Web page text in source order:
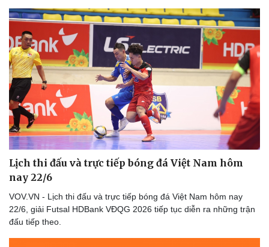
Thể thao
Bóng đá
Lịch thi đấu bóng đá
Thế giới thể thao
eSports
Hậu trường
Ô tô - Xe máy
Ô tô
Xe máy
Tư vấn
Lịch thi đấu và trực tiếp bóng đá Việt Nam hôm
nay 22/6
VOV.VN - Lịch thi đấu và trực tiếp bóng đá Việt Nam hôm nay
22/6, giải Futsal HDBank VĐQG 2026 tiếp tục diễn ra những trận
đấu tiếp theo.